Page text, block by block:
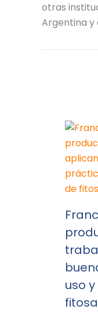
otras
Argentina y
uso